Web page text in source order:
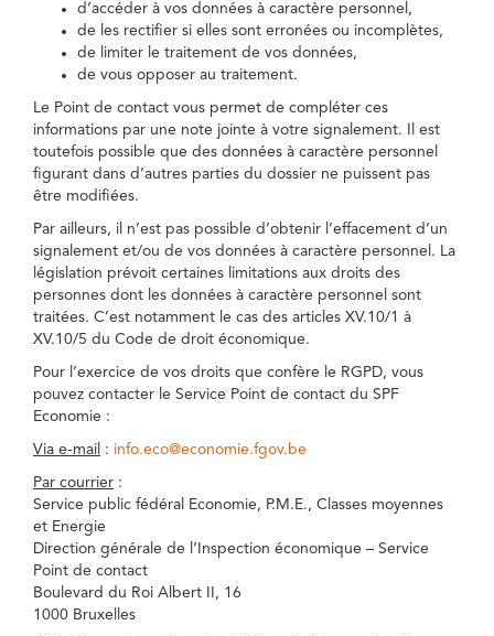
d’accéder à vos données à caractère personnel,
de les rectifier si elles sont erronées ou incomplètes,
de limiter le traitement de vos données,
de vous opposer au traitement.
Le Point de contact vous permet de compléter ces
informations par une note jointe à votre signalement. Il est
toutefois possible que des données à caractère personnel
figurant dans d’autres parties du dossier ne puissent pas
être modifiées.
Par ailleurs, il n’est pas possible d’obtenir l’effacement d’un
signalement et/ou de vos données à caractère personnel. La
législation prévoit certaines limitations aux droits des
personnes dont les données à caractère personnel sont
traitées. C’est notamment le cas des articles XV.10/1 à
XV.10/5 du Code de droit économique.
Pour l’exercice de vos droits que confère le RGPD, vous
pouvez contacter le Service Point de contact du SPF
Economie :
Via e-mail : info.eco@economie.fgov.be
Par courrier :
Service public fédéral Economie, P.M.E., Classes moyennes
et Energie
Direction générale de l’Inspection économique – Service
Point de contact
Boulevard du Roi Albert II, 16
1000 Bruxelles